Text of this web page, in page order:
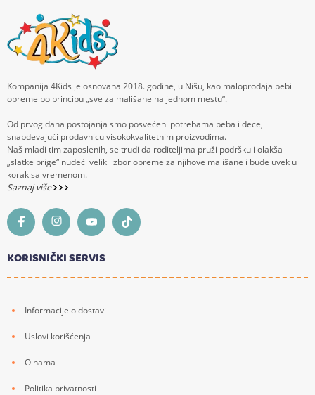
Kompanija 4Kids je osnovana 2018. godine, u Nišu, kao maloprodaja bebi
opreme po principu „sve za mališane na jednom mestu“.
Od prvog dana postojanja smo posvećeni potrebama beba i dece,
snabdevajući prodavnicu visokokvalitetnim proizvodima.
Naš mladi tim zaposlenih, se trudi da roditeljima pruži podršku i olakša
„slatke brige“ nudeći veliki izbor opreme za njihove mališane i bude uvek u
korak sa vremenom.
Saznaj više
KORISNIČKI SERVIS
Informacije o dostavi
Uslovi korišćenja
O nama
Politika privatnosti